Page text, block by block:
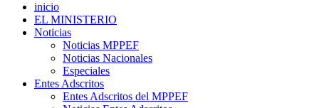
inicio
EL MINISTERIO
Noticias
Noticias MPPEF
Noticias Nacionales
Especiales
Entes Adscritos
Entes Adscritos del MPPEF